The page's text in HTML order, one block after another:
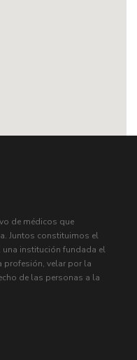
de médicos que
Juntos constituimos el
una institución fundada el
profesión, velar por la
de las personas a la